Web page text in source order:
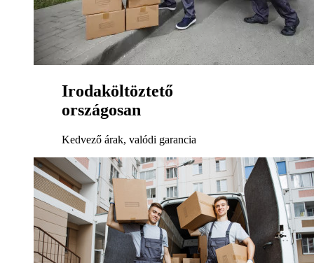
Irodaköltöztető
országosan
Kedvező árak, valódi garancia